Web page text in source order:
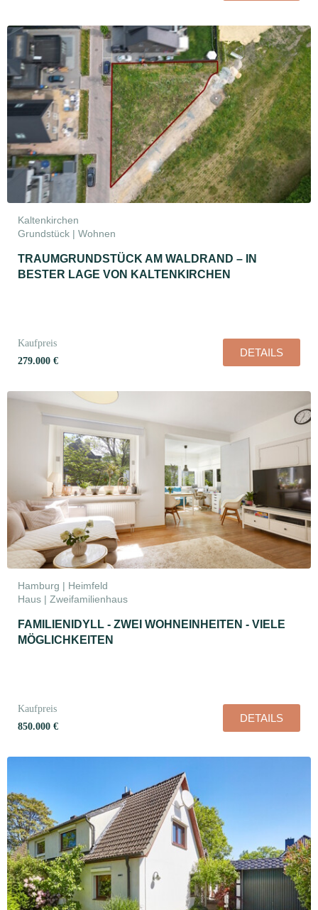
Kaltenkirchen
Grundstück | Wohnen
TRAUMGRUNDSTÜCK AM WALDRAND – IN
BESTER LAGE VON KALTENKIRCHEN
Kaufpreis
279.000 €
DETAILS
Hamburg | Heimfeld
Haus | Zweifamilienhaus
FAMILIENIDYLL - ZWEI WOHNEINHEITEN - VIELE
MÖGLICHKEITEN
Kaufpreis
850.000 €
DETAILS